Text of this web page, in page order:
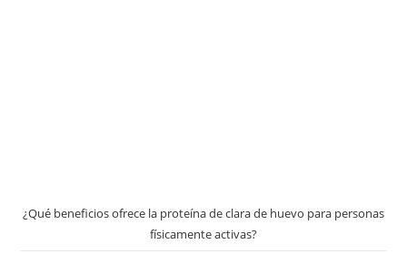
¿Qué beneficios ofrece la proteína de clara de huevo para personas
físicamente activas?